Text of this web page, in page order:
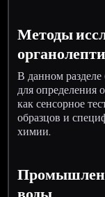
Методы
В данном
для определения
как сенсорное
образцов и
химии.